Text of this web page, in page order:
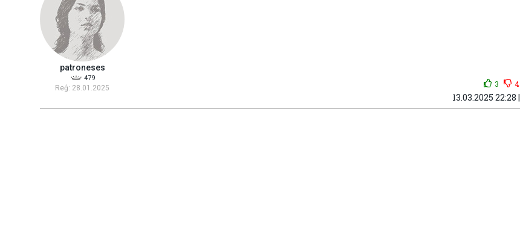
patroneses
479
Reģ: 28.01.2025 3 4
13.03.2025 22:28 |